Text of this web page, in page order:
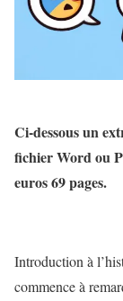
Ci-dessous un
fichier Word ou
euros 69 pages.
Introduction à
commence à